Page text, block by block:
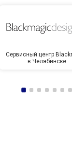
Сервисный центр
в Челябинске